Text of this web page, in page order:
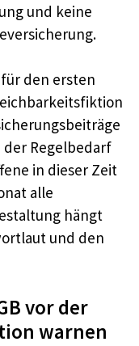
und keine
den ersten
Regelbedarf
in dieser Zeit
alle
hängt
und den
vor der
warnen